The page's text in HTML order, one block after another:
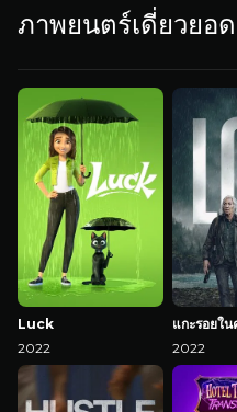
ภาพยนตร์เดี่ยวยอ
Luck
2022
แกะรอยใ
2022